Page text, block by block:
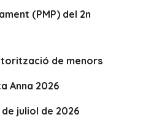
(PMP) del 2n
de menors
Anna 2026
juliol de 2026